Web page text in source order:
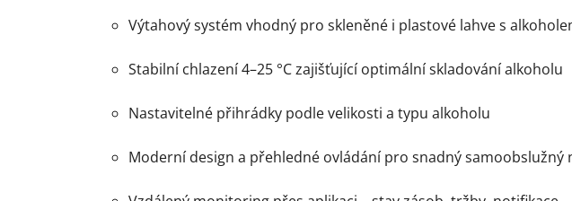
Výtahový systém vhodný pro skleněné i plastové lahve s
Stabilní chlazení 4–25 °C zajišťující optimální skladování alkoholu
Nastavitelné přihrádky podle velikosti a typu alkoholu
Moderní design a přehledné ovládání pro snadný samoobslužný